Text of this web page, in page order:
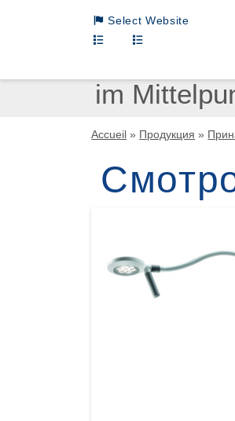
Select Website
LM German
LM INTL English
LM INTL Spanish
im
Accueil » Продукция »